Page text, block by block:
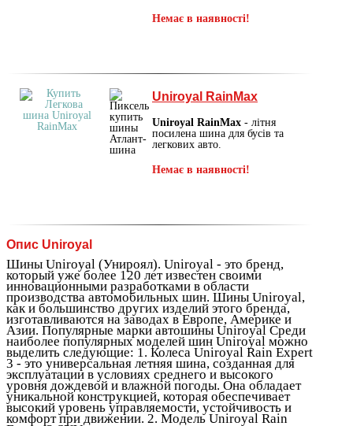
Немає в наявності!
Uniroyal RainMax
Uniroyal RainMax - літня
посилена шина для бусів та
легкових авто.
Немає в наявності!
Опис Uniroyal
Шины Uniroyal (Унироял). Uniroyal - это бренд,
который уже более 120 лет известен своими
инновационными разработками в области
производства автомобильных шин. Шины Uniroyal,
как и большинство других изделий этого бренда,
изготавливаются на заводах в Европе, Америке и
Азии. Популярные марки автошины Uniroyal Среди
наиболее популярных моделей шин Uniroyal можно
выделить следующие: 1. Колеса Uniroyal Rain Expert
3 - это универсальная летняя шина, созданная для
эксплуатации в условиях среднего и высокого
уровня дождевой и влажной погоды. Она обладает
уникальной конструкцией, которая обеспечивает
высокий уровень управляемости, устойчивость и
комфорт при движении. 2. Модель Uniroyal Rain